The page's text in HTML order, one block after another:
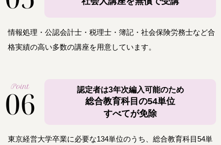
情報処理・公認会計士・税理士・簿記・社会保険労務士など合
格実績の高い多数の講座を用意しています。
Point
06 認定者は3年次編入可能のため
総合教育科目の54単位
すべてが免除
東京経営大学卒業に必要な134単位のうち、総合教育科目54単